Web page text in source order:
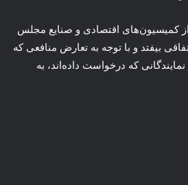
کمیسیون‌های اقتصادی و صنایع مجلس
بیفتد و با توجه به تعارض منافعی که
که درخواست داده‌اند، به